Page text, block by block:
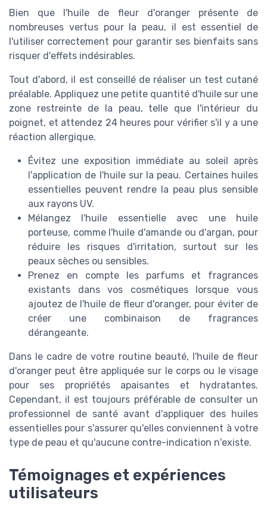
Bien que l'huile de fleur d'oranger présente de
nombreuses vertus pour la peau, il est essentiel de
l'utiliser correctement pour garantir ses bienfaits sans
risquer d'effets indésirables.
Tout d'abord, il est conseillé de réaliser un test cutané
préalable. Appliquez une petite quantité d'huile sur une
zone restreinte de la peau, telle que l'intérieur du
poignet, et attendez 24 heures pour vérifier s'il y a une
réaction allergique.
Évitez une exposition immédiate au soleil après
l'application de l'huile sur la peau. Certaines huiles
essentielles peuvent rendre la peau plus sensible
aux rayons UV.
Mélangez l'huile essentielle avec une huile
porteuse, comme l'huile d'amande ou d'argan, pour
réduire les risques d'irritation, surtout sur les
peaux sèches ou sensibles.
Prenez en compte les parfums et fragrances
existants dans vos cosmétiques lorsque vous
ajoutez de l'huile de fleur d'oranger, pour éviter de
créer une combinaison de fragrances
dérangeante.
Dans le cadre de votre routine beauté, l'huile de fleur
d'oranger peut être appliquée sur le corps ou le visage
pour ses propriétés apaisantes et hydratantes.
Cependant, il est toujours préférable de consulter un
professionnel de santé avant d'appliquer des huiles
essentielles pour s'assurer qu'elles conviennent à votre
type de peau et qu'aucune contre-indication n'existe.
Témoignages et expériences
utilisateurs